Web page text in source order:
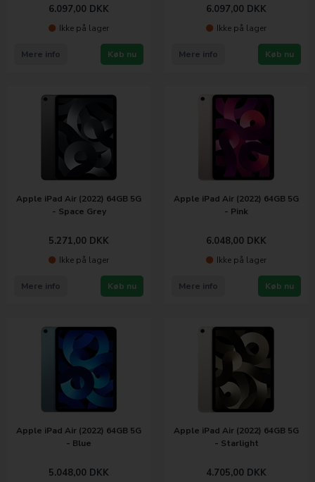
6.097,00 DKK
Ikke på lager
Køb nu
Mere info
6.097,00 DKK
Ikke på lager
Køb nu
Mere info
Apple iPad Air (2022) 64GB 5G
- Space Grey
5.271,00 DKK
Ikke på lager
Køb nu
Mere info
Apple iPad Air (2022) 64GB 5G
- Pink
6.048,00 DKK
Ikke på lager
Køb nu
Mere info
Apple iPad Air (2022) 64GB 5G
- Blue
5.048,00 DKK
Apple iPad Air (2022) 64GB 5G
- Starlight
4.705,00 DKK